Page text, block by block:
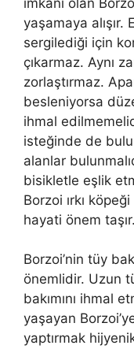
yaşamaya
sergilediği için
çıkarmaz. Aynı
zorlaştırmaz.
besleniyorsa
ihmal
isteğinde de
alanlar
bisikletle eşlik
Borzoi ırkı
hayati önem taşır.
Borzoi’nin tüy
önemlidir. Uzun
bakımını ihmal
yaşayan
yaptırmak